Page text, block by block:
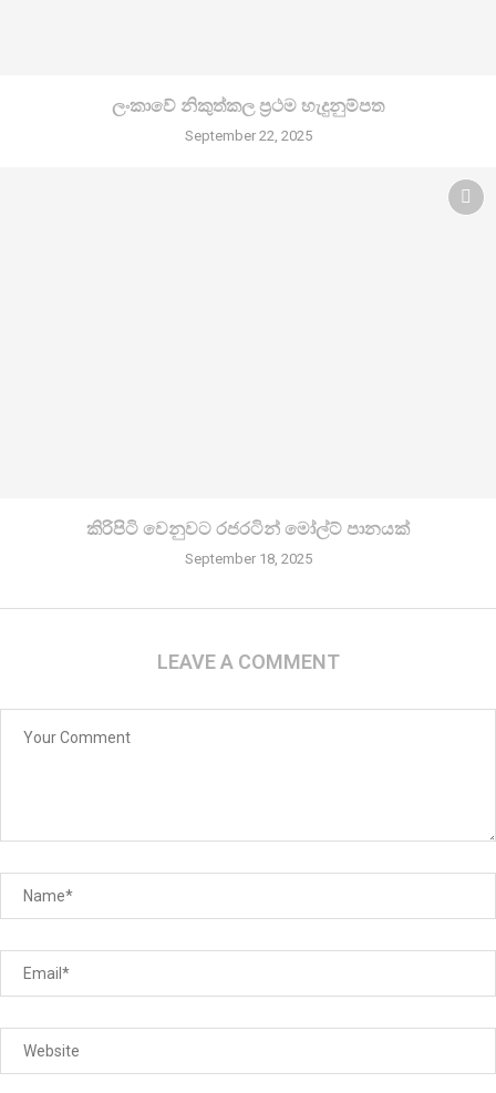
ලංකාවේ නිකුත්කල ප්‍රථම හැදුනුම්පත
September 22, 2025
කිරි­පිටි වෙනු­වට රජ­ර­ටින් මෝල්ට් පානයක්
September 18, 2025
LEAVE A COMMENT